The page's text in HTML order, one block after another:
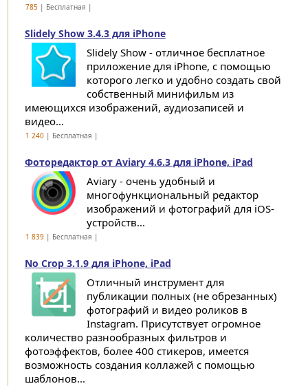
785| Бесплатная |
Slidely Show 3.4.3 для iPhone
Slidely Show - отличное бесплатное
приложение для iPhone, с помощью
которого легко и удобно создать свой
собственный минифильм из
имеющихся изображений, аудиозаписей и
видео...
1 240| Бесплатная |
Фоторедактор от Aviary 4.6.3 для iPhone, iPad
Aviary - очень удобный и
многофункциональный редактор
изображений и фотографий для iOS-
устройств...
1 839| Бесплатная |
No Crop 3.1.9 для iPhone, iPad
Отличный инструмент для
публикации полных (не обрезанных)
фотографий и видео роликов в
Instagram. Присутствует огромное
количество разнообразных фильтров и
фотоэффектов, более 400 стикеров, имеется
возможность создания коллажей с помощью
шаблонов...